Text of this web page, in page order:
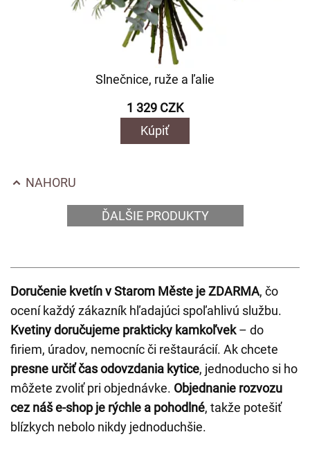
Slnečnice, ruže a ľalie
1 329 CZK
Kúpiť
NAHORU
ĎALŠIE PRODUKTY
Doručenie kvetín v Starom Měste je ZDARMA, čo
ocení každý zákazník hľadajúci spoľahlivú službu.
Kvetiny doručujeme prakticky kamkoľvek– do
firiem, úradov, nemocníc či reštaurácií. Ak chcete
presne určiť čas odovzdania kytice, jednoducho si ho
môžete zvoliť pri objednávke. Objednanie rozvozu
cez náš e-shop je rýchle a pohodlné, takže potešiť
blízkych nebolo nikdy jednoduchšie.